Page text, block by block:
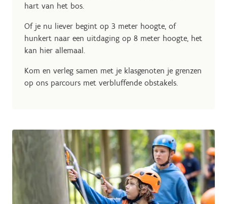
hart van het bos.
Of je nu liever begint op 3 meter hoogte, of
hunkert naar een uitdaging op 8 meter hoogte, het
kan hier allemaal.
Kom en verleg samen met je klasgenoten je grenzen
op ons parcours met verbluffende obstakels.